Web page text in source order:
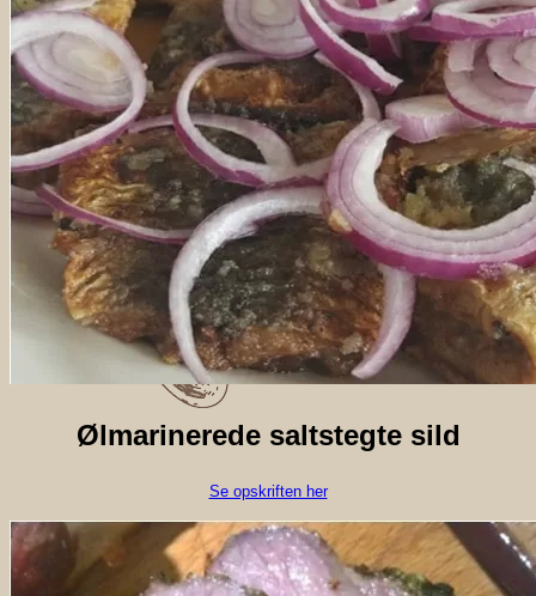
Ølmarinerede saltstegte sild
Se opskriften her